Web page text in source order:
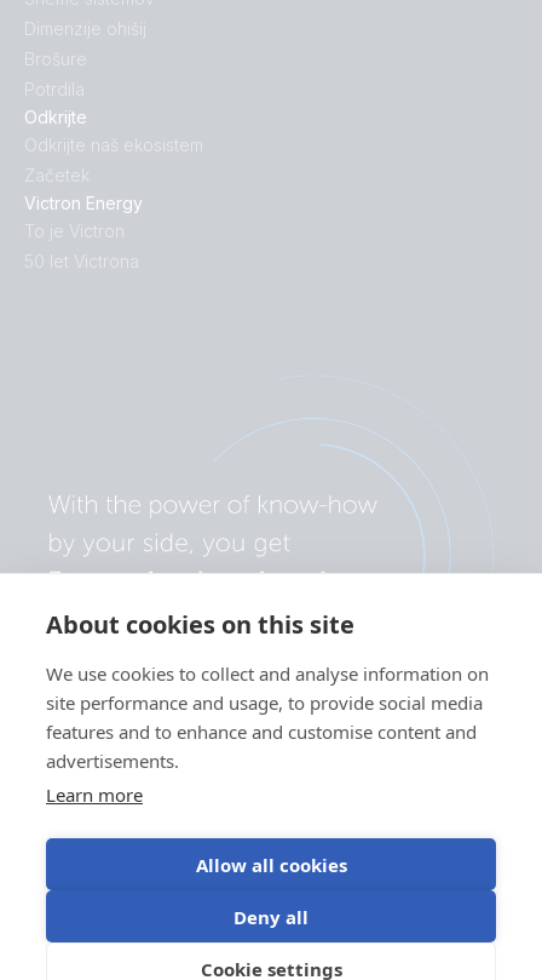
About cookies on this site
We use cookies to collect and analyse information on
site performance and usage, to provide social media
features and to enhance and customise content and
advertisements.
Learn more
Allow all cookies
Deny all
Cookie settings
Odkrijte
Odkrijte naš ekosistem
Začetek
Victron Energy
To je Victron
50 let Victrona
Dimenzije ohišij
Brošure
Potrdila
Politika zasebnosti
©Victron Energy 2026